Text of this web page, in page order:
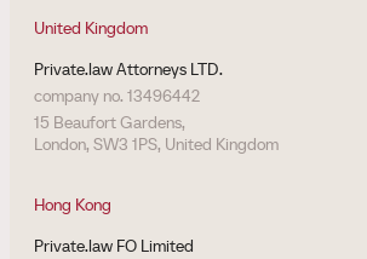
United Kingdom
Private.law Attorneys LTD.
company no. 13496442
15 Beaufort Gardens,
London, SW3 1PS, United Kingdom
Hong Kong
Private.law FO Limited